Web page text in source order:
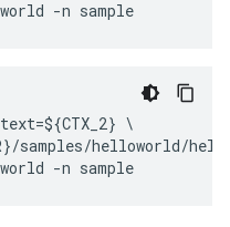
\
samples/helloworld/